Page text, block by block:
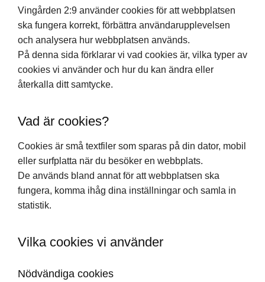
Vingården 2:9 använder cookies för att webbplatsen
ska fungera korrekt, förbättra användarupplevelsen
och analysera hur webbplatsen används.
På denna sida förklarar vi vad cookies är, vilka typer av
cookies vi använder och hur du kan ändra eller
återkalla ditt samtycke.
Vad är cookies?
Cookies är små textfiler som sparas på din dator, mobil
eller surfplatta när du besöker en webbplats.
De används bland annat för att webbplatsen ska
fungera, komma ihåg dina inställningar och samla in
statistik.
Vilka cookies vi använder
Nödvändiga cookies